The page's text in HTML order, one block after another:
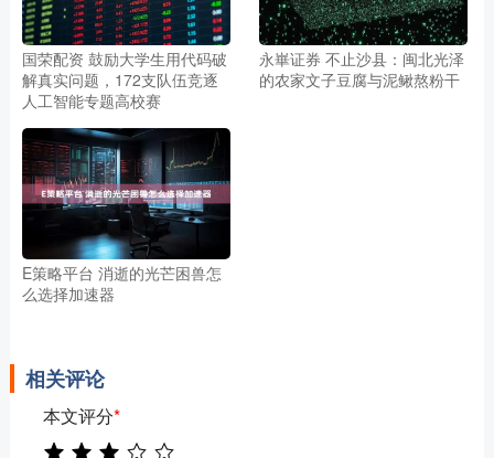
国荣配资 鼓励大学生用代码破
解真实问题，172支队伍竞逐
人工智能专题高校赛
永崋证券 不止沙县：闽北光泽
的农家文子豆腐与泥鳅熬粉干
E策略平台 消逝的光芒困兽怎
么选择加速器
相关评论
本文评分*